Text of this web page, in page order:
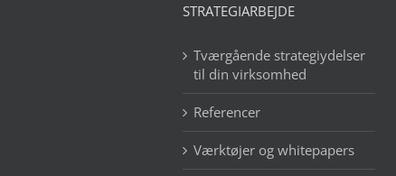
STRATEGIARBEJDE
Tværgående strategiydelser
til din virksomhed
Referencer
Værktøjer og whitepapers